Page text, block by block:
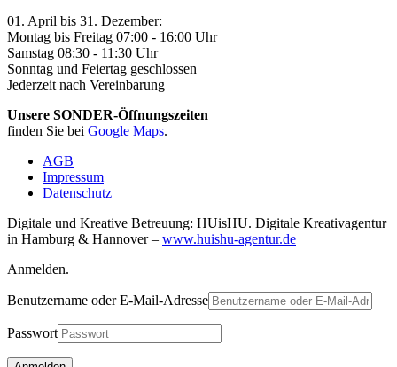
01. April bis 31. Dezember:
Montag bis Freitag 07:00 - 16:00 Uhr
Samstag 08:30 - 11:30 Uhr
Sonntag und Feiertag geschlossen
Jederzeit nach Vereinbarung
Unsere SONDER-Öffnungszeiten
finden Sie bei Google Maps.
AGB
Impressum
Datenschutz
Digitale und Kreative Betreuung: HUisHU. Digitale Kreativagentur
in Hamburg & Hannover – www.huishu-agentur.de
Anmelden.
Benutzername oder E-Mail-Adresse
Passwort